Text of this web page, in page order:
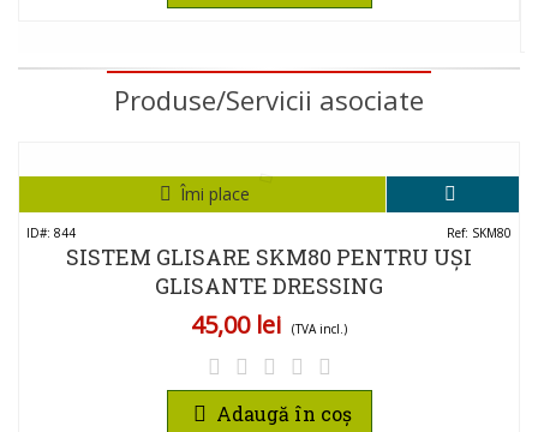
Produse/Servicii asociate
Îmi place
ID#: 844 Ref: SKM80
SISTEM GLISARE SKM80 PENTRU UȘI
GLISANTE DRESSING
45,00 lei (TVA incl.)
Adaugă în coș